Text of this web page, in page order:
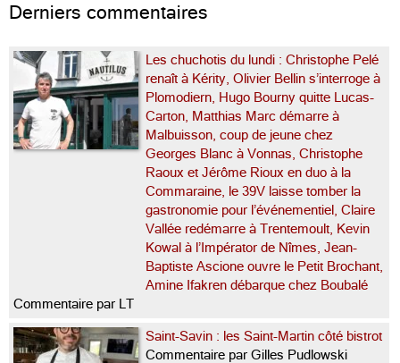
Derniers commentaires
Les chuchotis du lundi : Christophe Pelé
renaît à Kérity, Olivier Bellin s’interroge à
Plomodiern, Hugo Bourny quitte Lucas-
Carton, Matthias Marc démarre à
Malbuisson, coup de jeune chez
Georges Blanc à Vonnas, Christophe
Raoux et Jérôme Rioux en duo à la
Commaraine, le 39V laisse tomber la
gastronomie pour l’événementiel, Claire
Vallée redémarre à Trentemoult, Kevin
Kowal à l’Impérator de Nîmes, Jean-
Baptiste Ascione ouvre le Petit Brochant,
Amine Ifakren débarque chez Boubalé
Commentaire par LT
Saint-Savin : les Saint-Martin côté bistrot
Commentaire par Gilles Pudlowski